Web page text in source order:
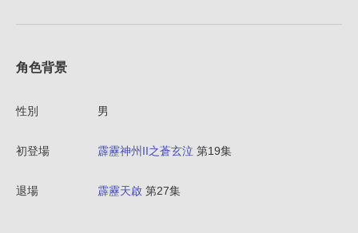
角色背景
性別 男
初登場 霹靂神州II之蒼玄泣 第19集
退場 霹靂天啟 第27集